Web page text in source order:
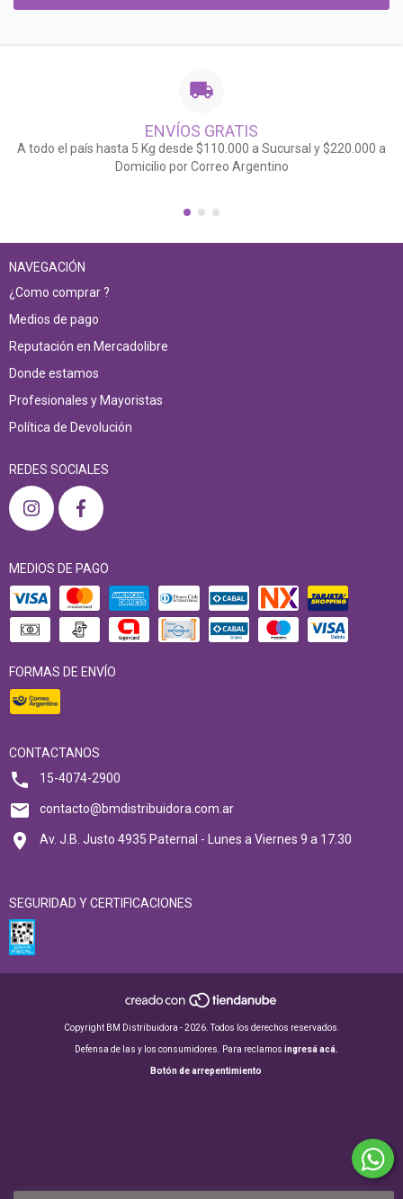
ENVÍOS GRATIS
A todo el país hasta 5 Kg desde $110.000 a Sucursal y $220.000 a
Domicilio por Correo Argentino
NAVEGACIÓN
¿Como comprar ?
Medios de pago
Reputación en Mercadolibre
Donde estamos
Profesionales y Mayoristas
Política de Devolución
REDES SOCIALES
MEDIOS DE PAGO
FORMAS DE ENVÍO
CONTACTANOS
15-4074-2900
contacto@bmdistribuidora.com.ar
Av. J.B. Justo 4935 Paternal - Lunes a Viernes 9 a 17.30
SEGURIDAD Y CERTIFICACIONES
Copyright BM Distribuidora - 2026. Todos los derechos reservados.
Defensa de las y los consumidores. Para reclamos ingresá acá.
Botón de arrepentimiento